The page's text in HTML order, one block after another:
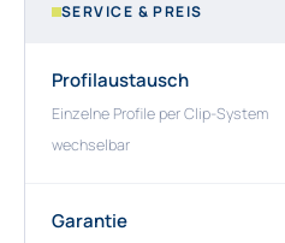
SERVICE & PREIS
Profilaustausch
Einzelne Profile per Clip-System
wechselbar
Garantie